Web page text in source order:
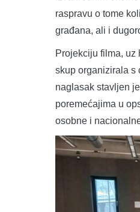
raspravu o tome
građana, ali i
Projekciju filma, uz
skup organizirala s
naglasak stavljen
poremećajima u
osobne i